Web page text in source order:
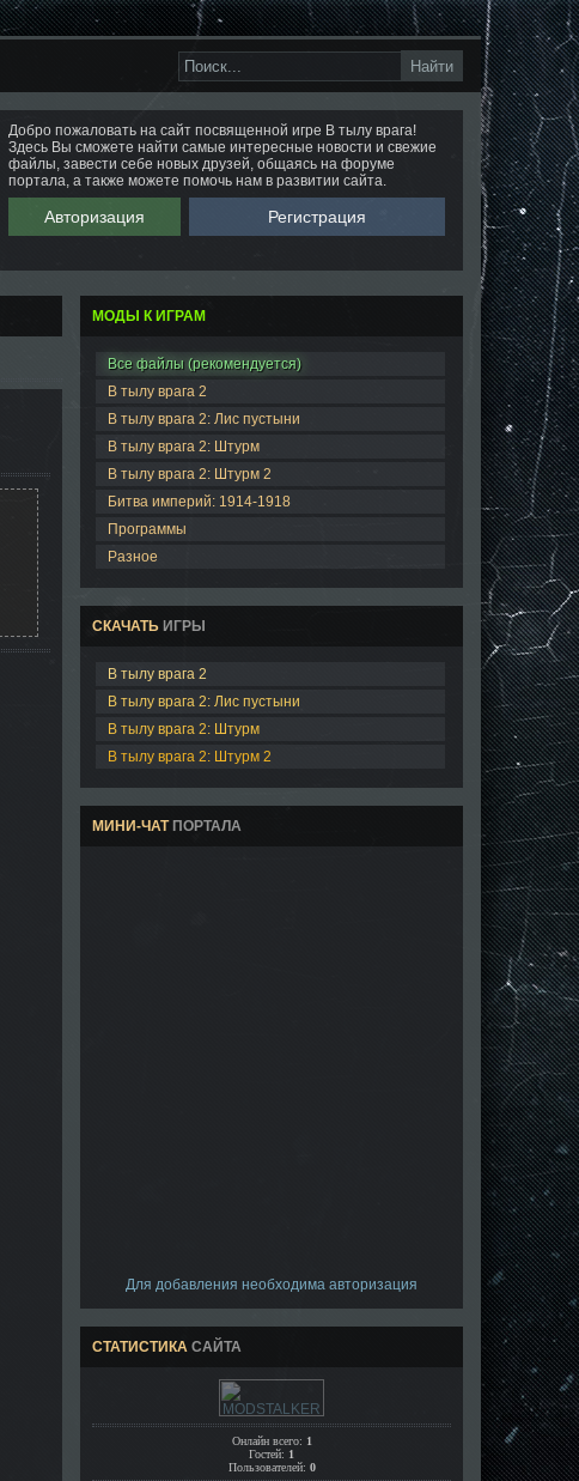
Добро пожаловать на сайт посвященной игре В тылу врага!
Здесь Вы сможете найти самые интересные новости и свежие
файлы, завести себе новых друзей, общаясь на форуме
портала, а также можете помочь нам в развитии сайта.
Авторизация Регистрация
МОДЫ К ИГРАМ
Все файлы (рекомендуется)
В тылу врага 2
В тылу врага 2: Лис пустыни
В тылу врага 2: Штурм
В тылу врага 2: Штурм 2
Битва империй: 1914-1918
Программы
Разное
СКАЧАТЬ ИГРЫ
В тылу врага 2
В тылу врага 2: Лис пустыни
В тылу врага 2: Штурм
В тылу врага 2: Штурм 2
МИНИ-ЧАТПОРТАЛА
Для добавления необходима авторизация
СТАТИСТИКА САЙТА
Онлайн всего: 1
Гостей: 1
Пользователей: 0